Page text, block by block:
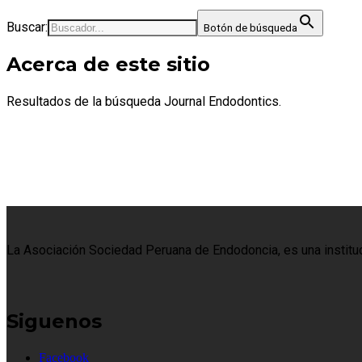
Buscar: Botón de búsqueda
Acerca de este sitio
Resultados de la búsqueda Journal Endodontics.
La Asociación Sociedad Peruana de Endodoncia, es una
Siguenos
Facebook